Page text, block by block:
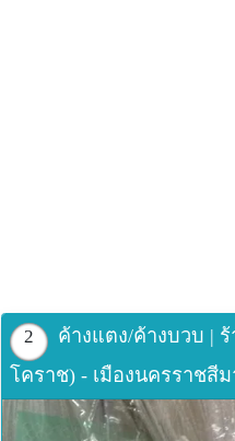
2
ค้างแตง/ค้างบวบ |
โคราช) - เมืองนครราชสี